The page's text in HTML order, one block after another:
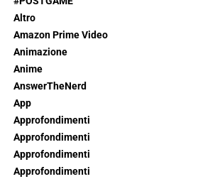
Altro
Amazon Prime Video
Animazione
Anime
AnswerTheNerd
App
Approfondimenti
Approfondimenti
Approfondimenti
Approfondimenti